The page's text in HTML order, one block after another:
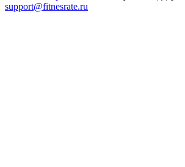
support@fitnesrate.ru